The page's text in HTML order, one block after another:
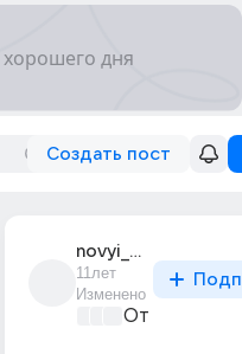
Создать пост
novyi_svet_33
11лет
Изменено
От